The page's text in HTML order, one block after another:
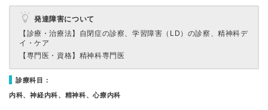
発達障害について
【診療・治療法】 自閉症の診察、学習障害（LD）の診察、精神科デ
イ・ケア
【専門医・資格】 精神科専門医
診療科目：
内科、神経内科、精神科、心療内科